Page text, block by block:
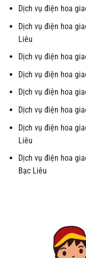
Dịch vụ điện hoa
Dịch vụ điện hoa
Liêu
Dịch vụ điện hoa
Dịch vụ điện hoa
Dịch vụ điện hoa
Dịch vụ điện hoa
Dịch vụ điện hoa
Liêu
Dịch vụ điện hoa
Bạc Liêu